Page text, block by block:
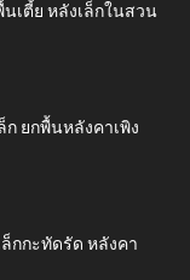
เตี้ย หลังเล็กในสวน
ยกพื้นหลังคาเพิง
กกะทัดรัด หลังคา